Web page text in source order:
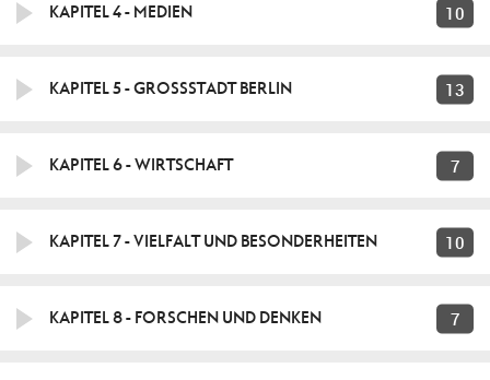
KAPITEL 4 - MEDIEN 10
KAPITEL 5 - GROSSSTADT BERLIN 13
KAPITEL 6 - WIRTSCHAFT 7
KAPITEL 7 - VIELFALT UND BESONDERHEITEN 10
KAPITEL 8 - FORSCHEN UND DENKEN 7